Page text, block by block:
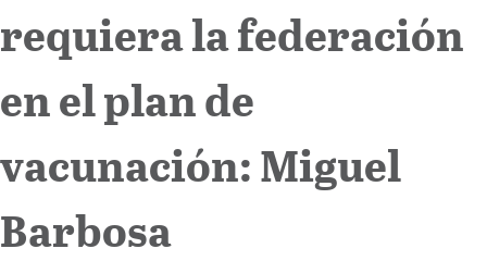
requiera la federación
en el plan de
vacunación: Miguel
Barbosa